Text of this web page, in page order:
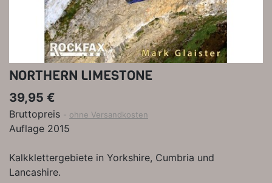
NORTHERN LIMESTONE
39,95 €
Bruttopreis ohne Versandkosten
Auflage 2015
Kalkklettergebiete in Yorkshire, Cumbria und
Lancashire.